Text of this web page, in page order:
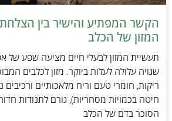
הקשר המפתיע והישיר בין
המזון של הכלב
תעשיית המזון לבעלי חיים מציעה שפע של
שגויה עלולה לעלות ביוקר. מזון לכלבים
ריקות, חומרי טעם וריח מלאכותיים ורכיבים
חיטה בכמויות מסחריות), גורם לתנודות
הסוכר בדם של הכלב